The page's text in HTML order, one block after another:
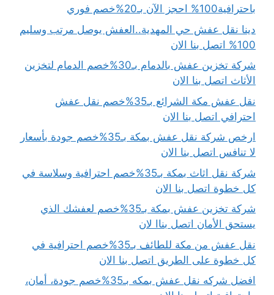
باحترافية100% احجز الآن بـ20%خصم فوري
دينا نقل عفش حي المهدية..العفش يوصل مرتب وسليم
100% اتصل بنا الان
شركة تخزين عفش بالدمام بـ30%خصم الدمام لتخزين
الأثاث اتصل بنا الان
نقل عفش مكة الشرائع بـ35%خصم نقل عفش
احترافي اتصل بنا الان
ارخص شركة نقل عفش بمكة بـ35%خصم جودة بأسعار
لا تنافس اتصل بنا الان
شركة نقل اثاث بمكة بـ35%خصم احترافية وسلاسة في
كل خطوة اتصل بنا الان
شركة تخزين عفش بمكة بـ35%خصم لعفشك الذي
يستحق الأمان اتصل بناا لان
نقل عفش من مكة للطائف بـ35%خصم احترافية في
كل خطوة على الطريق اتصل بنا الان
افضل شركه نقل عفش بمكه بـ35%خصم جودة، أمان،